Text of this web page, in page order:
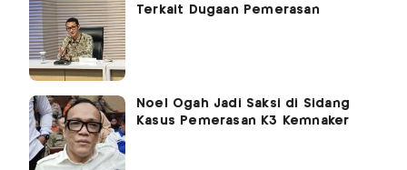
Terkait Dugaan Pemerasan
Noel Ogah Jadi Saksi di Sidang
Kasus Pemerasan K3 Kemnaker